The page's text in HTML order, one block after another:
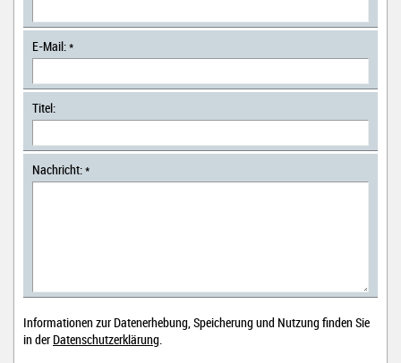
E-Mail: *
Titel:
Nachricht: *
Informationen zur Datenerhebung, Speicherung und Nutzung finden Sie
in der Datenschutzerklärung.